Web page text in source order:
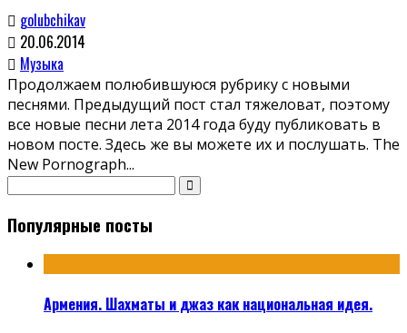
golubchikav
20.06.2014
Музыка
Продолжаем полюбившуюся рубрику с новыми
песнями. Предыдущий пост стал тяжеловат, поэтому
все новые песни лета 2014 года буду публиковать в
новом посте. Здесь же вы можете их и послушать. The
New Pornograph...
Популярные посты
Армения. Шахматы и джаз как национальная идея.